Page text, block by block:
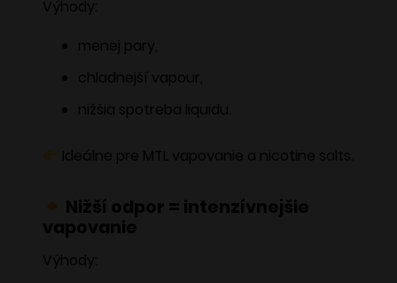
Výhody:
menej pary,
chladnejší vapour,
nižšia spotreba liquidu.
Ideálne pre MTL vapovanie a nicotine salts.
Nižší odpor = intenzívnejšie
vapovanie
Výhody: